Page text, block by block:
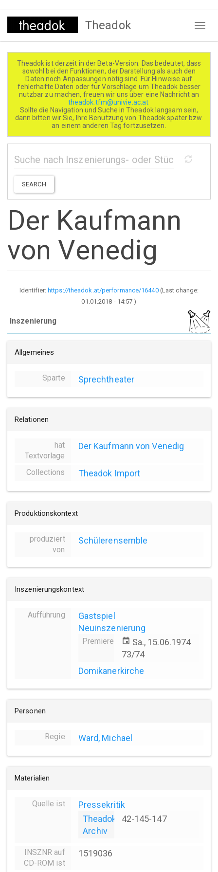
Direkt
Theadok
Theadok ist derzeit in der Beta-Version. Das bedeutet, dass
sowohl bei den Funktionen, der Darstellung als auch den
Daten noch Anpassungen nötig sind. Für Hinweise auf
fehlerhafte Daten oder für Vorschläge um Theadok besser
nutzbar zu machen, freuen wir uns über eine Nachricht an
theadok.tfm@univie.ac.at
Sollte die Navigation und Suche in Theadok langsam sein,
dann bitten wir Sie, Ihre Benutzung von Theadok später bzw.
an einem anderen Tag fortzusetzen.
SEARCH
Der Kaufmann
von Venedig
Identifier:https://theadok.at/performance/16440(Last change:
01.01.2018 - 14:57 )
Inszenierung
Allgemeines
Sparte Sprechtheater
Relationen
hat
Textvorlage
Der Kaufmann von Venedig
Collections Theadok Import
Produktionskontext
produziert
von
Schülerensemble
Inszenierungskontext
Aufführung
Gastspiel
Neuinszenierung
Premiere event Sa., 15.06.1974
73/74
Domikanerkirche
Personen
Regie Ward, Michael
Materialien
Quelle ist
Pressekritik
Theadok
Archiv
42-145-147
INSZNR auf
CD-ROM ist
1519036